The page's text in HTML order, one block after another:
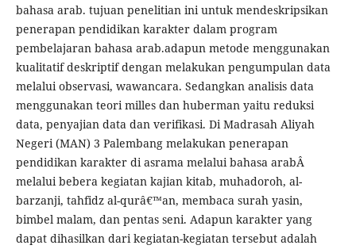
bahasa arab. tujuan penelitian ini untuk mendeskripsikan
penerapan pendidikan karakter dalam program
pembelajaran bahasa arab.adapun metode menggunakan
kualitatif deskriptif dengan melakukan pengumpulan data
melalui observasi, wawancara. Sedangkan analisis data
menggunakan teori milles dan huberman yaitu reduksi
data, penyajian data dan verifikasi. Di Madrasah Aliyah
Negeri (MAN) 3 Palembang melakukan penerapan
pendidikan karakter di asrama melalui bahasa arabÂ
melalui bebera kegiatan kajian kitab, muhadoroh, al-
barzanji, tahfidz al-qurâ€™an, membaca surah yasin,
bimbel malam, dan pentas seni. Adapun karakter yang
dapat dihasilkan dari kegiatan-kegiatan tersebut adalah